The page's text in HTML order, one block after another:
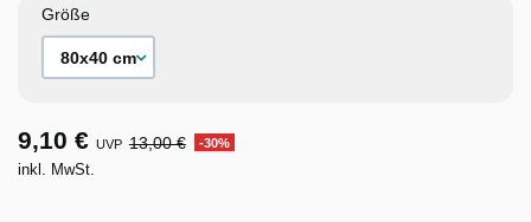
Größe
9,10 € UVP 13,00 € -30%
inkl. MwSt.